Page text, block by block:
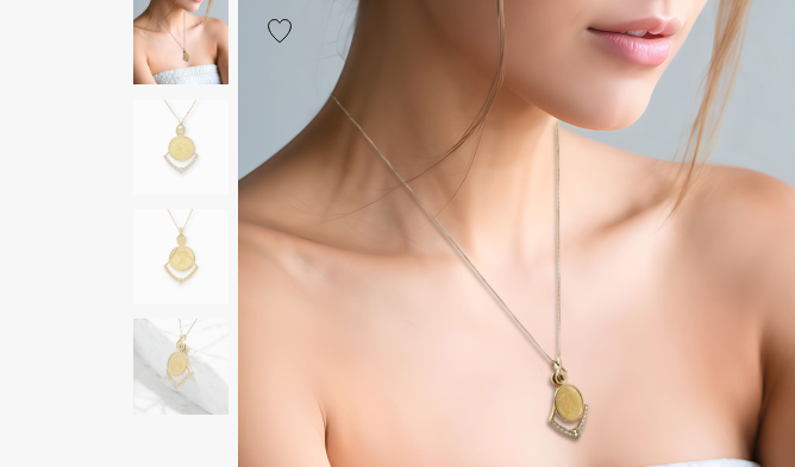
A.LANGE & SOHNE
ランゲ＆ゾーネ
Breguet
FRANCK MULLER
フランク・ミュラー
RICHARD MILLE
リシャール・ミル
AUDEMARS PIGUET
オーデマ・ピゲ
JAEGER LE COULTRE
ジャガー・ルクルト
DUNAMIS TABLE CLOCK
置き時計
REGALIA DOUBLE TOP
ダブルトップ
NOMBRE putite
ノンブルプティ
ALPHA
RICH CROSS
リッチクロス
TwinPinky
ガーデンパーティー エブリン
小物 その他